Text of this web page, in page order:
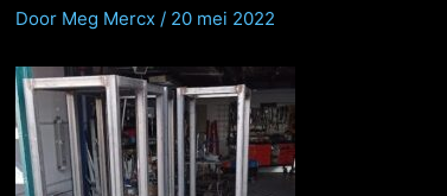
Door Meg Mercx / 20 mei 2022